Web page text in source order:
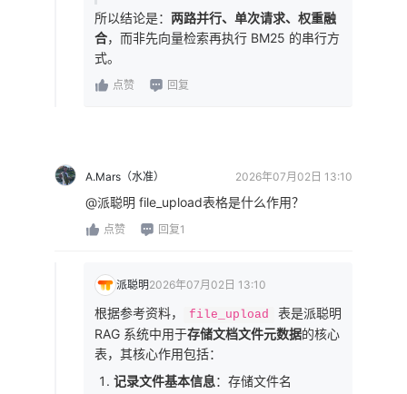
所以结论是： 两路并行、单次请求、权重融
合，而非先向量检索再执行 BM25 的串行方
式。
点赞 回复
A.Mars（水准） 2026年07月02日 13:10
@派聪明 file_upload表格是什么作用？
点赞 回复1
派聪明2026年07月02日 13:10
根据参考资料， file_upload
表是派聪明
RAG 系统中用于存储文档文件元数据的核心
表，其核心作用包括：
记录文件基本信息：存储文件名